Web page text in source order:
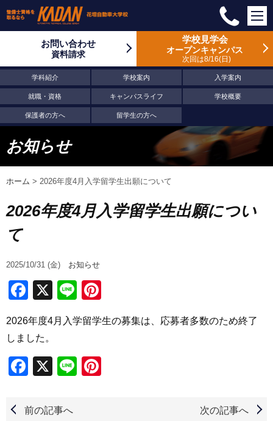
お問い合わせ
資料請求
学校見学会
オープンキャンパス
次回は8/16 日
学科紹介 学校案内 入学案内
就職・資格 キャンパスライフ 学校概要
保護者の方へ 留学生の方へ
お知らせ
ホーム > 2026年度4月入学留学生出願について
2026年度4月入学留学生出願につい
て
2025/10/31 (金) お知らせ
Facebook
X Line
2026年度4月入学留学生の募集は、応募者多数のため終了
しました。
Facebook
X Line
前の記事へ 次の記事へ